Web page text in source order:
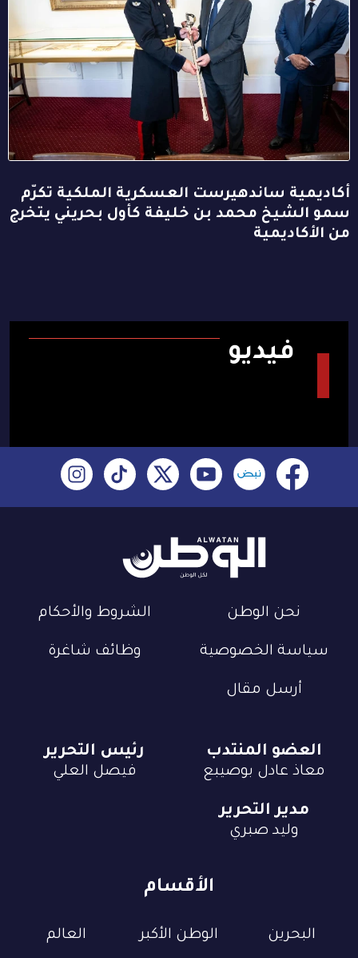
أكاديمية ساندهيرست العسكرية الملكية تكرّم
سمو الشيخ محمد بن خليفة كأول بحريني يتخرج
من الأكاديمية
فيديو
نحن الوطن الشروط والأحكام
سياسة الخصوصية وظائف شاغرة
أرسل مقال
الأقسام
البحرين الوطن الأكبر العالم
العضو المنتدب
معاذ عادل بوصيبع
رئيس التحرير
فيصل العلي
مدير التحرير
وليد صبري